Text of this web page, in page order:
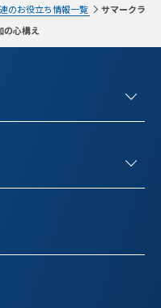
のお役立ち情報一覧
サマークラ
心構え